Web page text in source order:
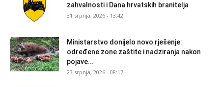
zahvalnosti i Dana hrvatskih branitelja
31 srpnja, 2026 - 13:42
Ministarstvo donijelo novo rješenje:
određene zone zaštite i nadziranja nakon
pojave...
23 srpnja, 2026 - 08:17